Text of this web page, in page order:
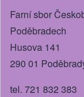
o
Farní sbor
Poděbradech
Husova 141
290 01
tel. 721 832 383